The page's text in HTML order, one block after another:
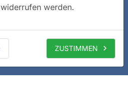
widerrufen werden.
ZUSTIMMEN